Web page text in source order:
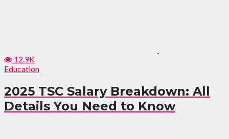
12.9K
Education
2025 TSC Salary Breakdown: All
Details You Need to Know